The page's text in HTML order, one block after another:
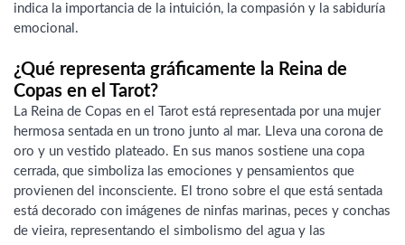
indica la importancia de la intuición, la compasión y la sabiduría
emocional.
¿Qué representa gráficamente la Reina de
Copas en el Tarot?
La Reina de Copas en el Tarot está representada por una mujer
hermosa sentada en un trono junto al mar. Lleva una corona de
oro y un vestido plateado. En sus manos sostiene una copa
cerrada, que simboliza las emociones y pensamientos que
provienen del inconsciente. El trono sobre el que está sentada
está decorado con imágenes de ninfas marinas, peces y conchas
de vieira, representando el simbolismo del agua y las